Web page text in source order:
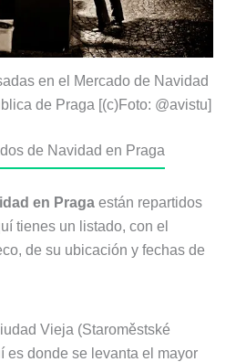
en el Mercado de Navidad
de Praga [(c)Foto: @avistu]
de Navidad en Praga
en Pragaestán repartidos
tienes un listado, con el
de su ubicación y fechas de
Vieja (Staroměstské
es donde se levanta el mayor